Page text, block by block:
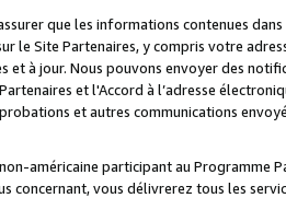
que les informations contenues
le Site Partenaires, y compris votre
et à jour. Nous pouvons envoyer des
et l'Accord à l’adresse
et autres communications
américaine participant au
concernant, vous délivrerez tous les